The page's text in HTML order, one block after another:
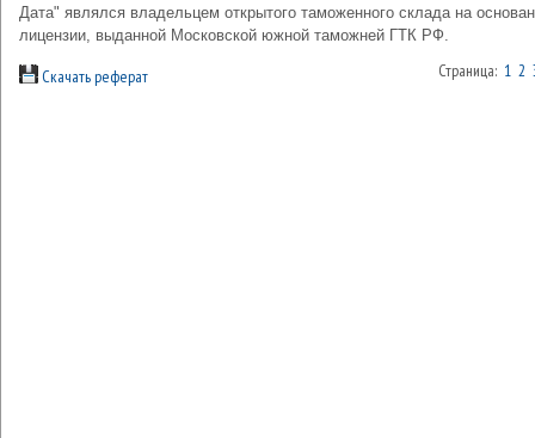
Дата" являлся владельцем открытого таможенного склада на
лицензии, выданной Московской южной таможней ГТК РФ.
Скачать реферат Страница: 1 2